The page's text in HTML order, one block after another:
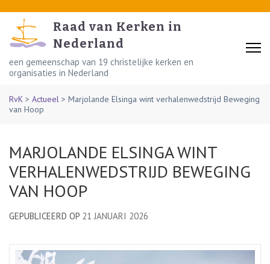
content
(Press
Enter)
Raad van Kerken in
Nederland
een gemeenschap van 19 christelijke kerken en
organisaties in Nederland
RvK > Actueel > Marjolande Elsinga wint verhalenwedstrijd Beweging
van Hoop
MARJOLANDE ELSINGA WINT
VERHALENWEDSTRIJD BEWEGING
VAN HOOP
GEPUBLICEERD OP 21 JANUARI 2026